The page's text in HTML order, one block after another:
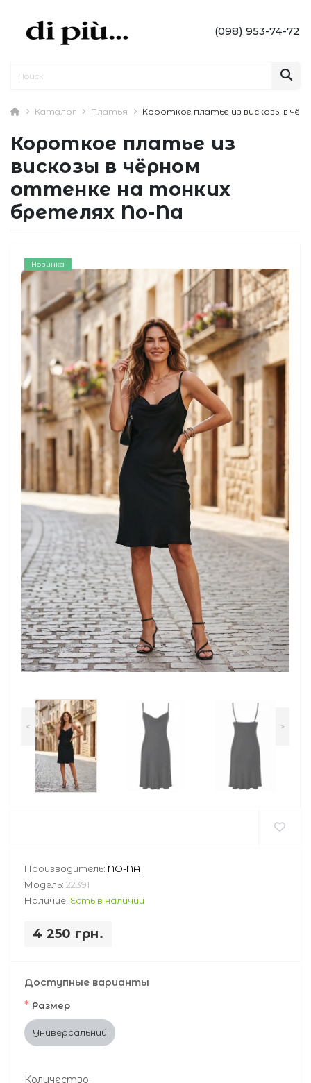
(098) 953-74-72
Каталог Платья Короткое платье из вискозы в
Короткое платье из
вискозы в чёрном
оттенке на тонких
бретелях No-Na
Новинка
< >
Производитель: NO-NA
Модель: 22391
Наличие: Есть в наличии
4 250 грн.
Доступные варианты
* Размер
Универсальний
Количество: